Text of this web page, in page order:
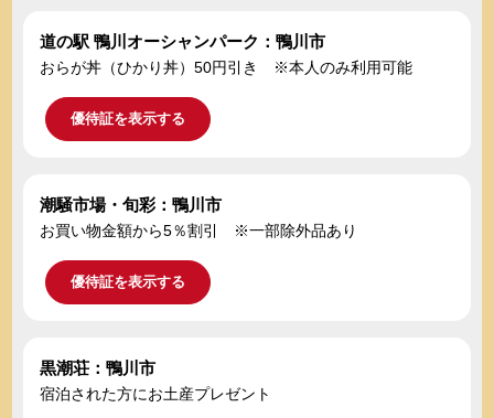
道の駅 鴨川オーシャンパーク：鴨川市
おらが丼（ひかり丼）50円引き ※本人のみ利用可能
優待証を表示する
潮騒市場・旬彩：鴨川市
お買い物金額から5％割引 ※一部除外品あり
優待証を表示する
黒潮荘：鴨川市
宿泊された方にお土産プレゼント